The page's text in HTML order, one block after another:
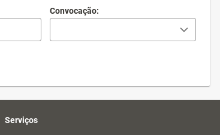
Convocação:
Serviços